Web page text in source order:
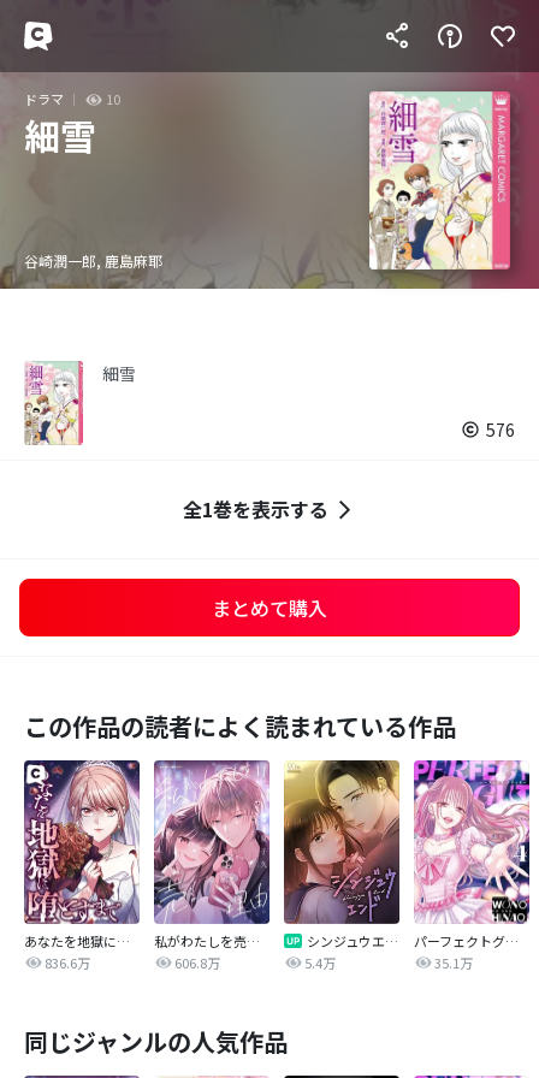
ドラマ 10
細雪
谷崎潤一郎, 鹿島麻耶
細雪
576
全1巻を表示する
まとめて購入
この作品の読者によく読まれている作品
あなたを地獄に堕とすまで
836.6万
私がわたしを売る理由
606.8万
シンジュウエンド【タテヨミ】
5.4万
パーフェクトグリッター
35.1万
同じジャンルの人気作品